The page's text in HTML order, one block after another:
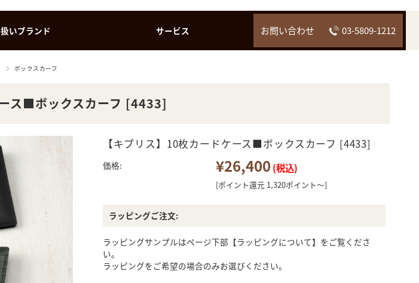
名刺入れ カードケース
スマートキーケース ウォッチバンド キーホルダー
IDカードケース ウォレットチェーン シューズ
カードケース パスポートケース
ケア用品
レデイース・セール
レデイース・アウト
いブランド
ンズ商品
HELENA J.PRESS
サービス お問い合わせ 03-5809-1212
ボックスカーフ
ス■ボックスカーフ [4433]
【キプリス】10枚カードケース■ボックスカーフ [4433]
価格: ¥26,400 (税込)
[ポイント還元 1,320ポイント～]
ラッピングご注文:
ラッピングサンプルはページ下部【ラッピングについて】をご覧くださ
い。
ラッピングをご希望の場合のみお選びください。